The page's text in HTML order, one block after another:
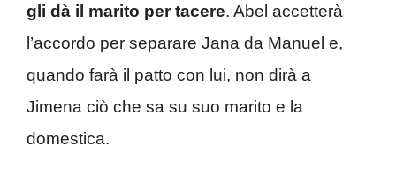
gli dà il marito per tacere. Abel accetterà
l’accordo per separare Jana da Manuel e,
quando farà il patto con lui, non dirà a
Jimena ciò che sa su suo marito e la
domestica.